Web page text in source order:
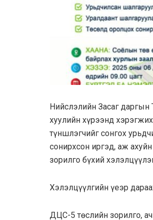
Нийслэлийн Засаг
хуулийн хүрээнд
түншлэгчийг сонгох
сонирхсон иргэд, аж
зорилго бүхий
Хэлэлцүүлгийн үеэр
ДЦС-5 төслийн зорилго,